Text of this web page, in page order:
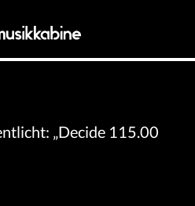
„Decide 115.00